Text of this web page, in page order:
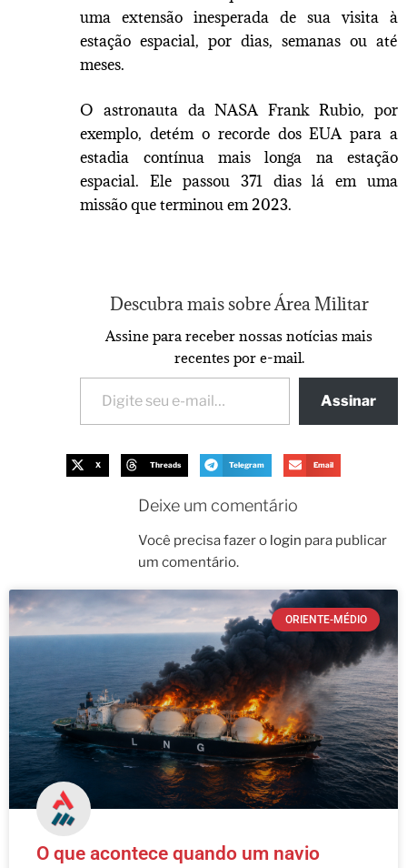
uma extensão inesperada de sua visita à
estação espacial, por dias, semanas ou até
meses.
O astronauta da NASA Frank Rubio, por
exemplo, detém o recorde dos EUA para a
estadia contínua mais longa na estação
espacial. Ele passou 371 dias lá em uma
missão que terminou em 2023.
Descubra mais sobre Área Militar
Assine para receber nossas notícias mais
recentes por e-mail.
Assinar
X Threads Telegram Email
Deixe um comentário
Você precisa fazer o login para publicar
um comentário.
ORIENTE-MÉDIO
O que acontece quando um navio